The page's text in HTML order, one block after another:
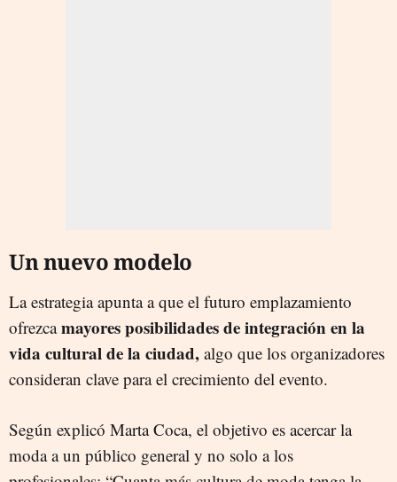
Un nuevo modelo
La estrategia apunta a que el futuro emplazamiento
ofrezcamayores posibilidades de integración en la
vida cultural de la ciudad, algo que los organizadores
consideran clave para el crecimiento del evento.
Según explicó Marta Coca, el objetivo es acercar la
moda a un público general y no solo a los